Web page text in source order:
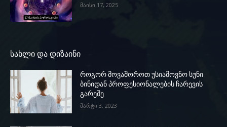
მაისი 17, 2025
სახლი და დიზაინი
როგორ მოვაშოროთ უსიამოვნო სუნი
ბინიდან პროფესიონალების ჩარევის
გარეშე
მარტი 3, 2023